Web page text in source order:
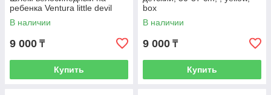
ребенка Ventura little devil
В наличии
9 000 ₸
Купить
box
В наличии
9 000 ₸
Купить